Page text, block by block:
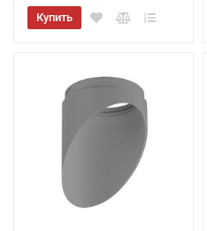
Купить